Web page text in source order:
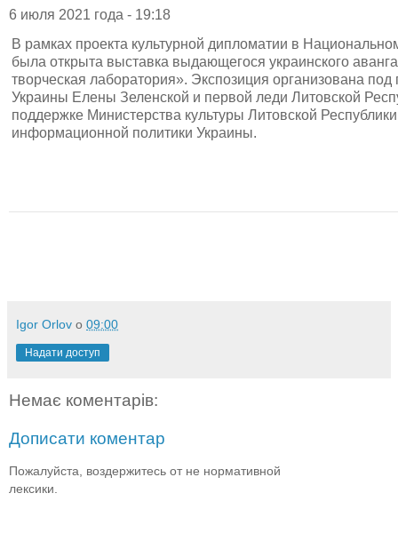
6 июля 2021 года - 19:18
В рамках проекта культурной дипломатии в
была открыта выставка выдающегося украинского
творческая лаборатория». Экспозиция организована
Украины Елены Зеленской и первой леди Литовской
поддержке Министерства культуры Литовской
информационной политики Украины.
Igor Orlov о 09:00
Надати доступ
Немає коментарів:
Дописати коментар
Пожалуйста, воздержитесь от не нормативной
лексики.